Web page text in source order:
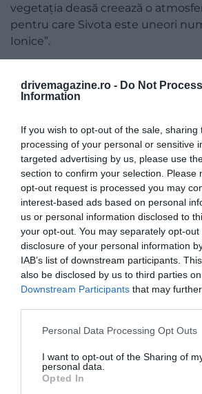
drivemagazine.ro - Do Not
Information
If you wish to opt-out of the sale, sharing
processing of your personal or sensitive
targeted advertising by us, please use
section to confirm your selection. Please
opt-out request is processed you may
interest-based ads based on personal
us or personal information disclosed to
your opt-out. You may separately opt-
disclosure of your personal information
IAB’s list of downstream participants.
also be disclosed by us to third parties
Downstream Participants that may
Please note that this website/app uses
not limited to your visit or usage
grant or deny consent to Google and its
use your data for below specified
Personal Data Processing Opt Outs
I want to opt-out of the Sharing of
personal data.
Opted In
vegetația deasă creează o
pentru care Sivota este uneori
Ionice”.